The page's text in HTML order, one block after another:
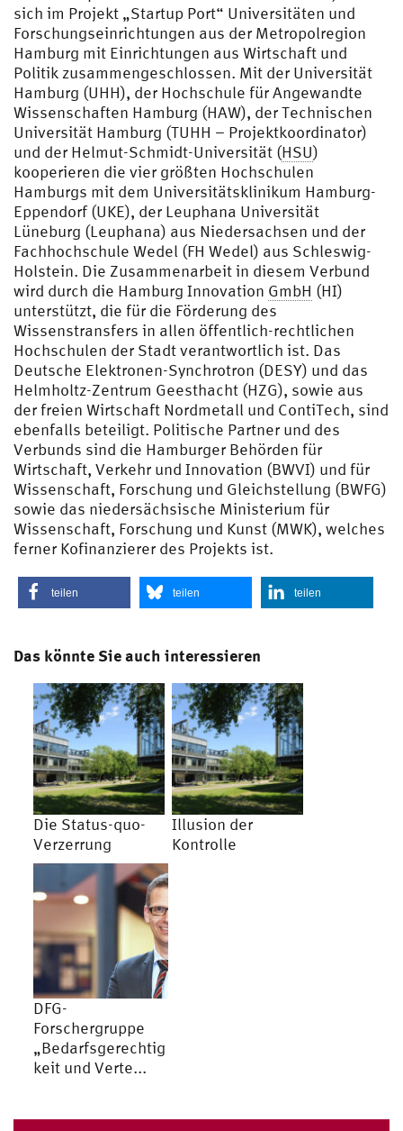
sich im Projekt „Startup Port“ Universitäten und
Forschungseinrichtungen aus der Metropolregion
Hamburg mit Einrichtungen aus Wirtschaft und
Politik zusammengeschlossen. Mit der Universität
Hamburg (UHH), der Hochschule für Angewandte
Wissenschaften Hamburg (HAW), der Technischen
Universität Hamburg (TUHH – Projektkoordinator)
und der Helmut-Schmidt-Universität (HSU)
kooperieren die vier größten Hochschulen
Hamburgs mit dem Universitätsklinikum Hamburg-
Eppendorf (UKE), der Leuphana Universität
Lüneburg (Leuphana) aus Niedersachsen und der
Fachhochschule Wedel (FH Wedel) aus Schleswig-
Holstein. Die Zusammenarbeit in diesem Verbund
wird durch die Hamburg Innovation GmbH (HI)
unterstützt, die für die Förderung des
Wissenstransfers in allen öffentlich-rechtlichen
Hochschulen der Stadt verantwortlich ist. Das
Deutsche Elektronen-Synchrotron (DESY) und das
Helmholtz-Zentrum Geesthacht (HZG), sowie aus
der freien Wirtschaft Nordmetall und ContiTech, sind
ebenfalls beteiligt. Politische Partner und des
Verbunds sind die Hamburger Behörden für
Wirtschaft, Verkehr und Innovation (BWVI) und für
Wissenschaft, Forschung und Gleichstellung (BWFG)
sowie das niedersächsische Ministerium für
Wissenschaft, Forschung und Kunst (MWK), welches
ferner Kofinanzierer des Projekts ist.
teilen teilen teilen
Das könnte Sie auch interessieren
Die Status-quo-
Verzerrung
Illusion der
Kontrolle
DFG-
Forschergruppe
„Bedarfsgerechtig
keit und Verte...